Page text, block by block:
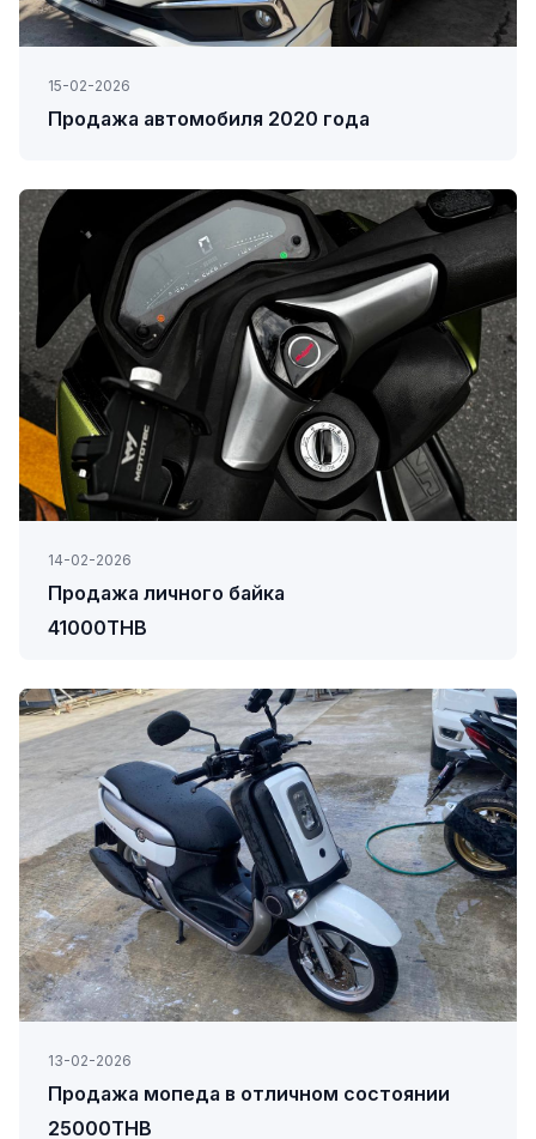
15-02-2026
Продажа автомобиля 2020 года
14-02-2026
Продажа личного байка
41000THB
13-02-2026
Продажа мопеда в отличном состоянии
25000THB